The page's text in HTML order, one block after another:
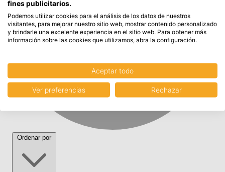
Ordenar por
fines publicitarios.
Podemos utilizar cookies para el análisis de los datos de nuestros
visitantes, para mejorar nuestro sitio web, mostrar contenido personalizado
y brindarle una excelente experiencia en el sitio web. Para obtener más
información sobre las cookies que utilizamos, abra la configuración.
Aceptar todo
Ver preferencias Rechazar